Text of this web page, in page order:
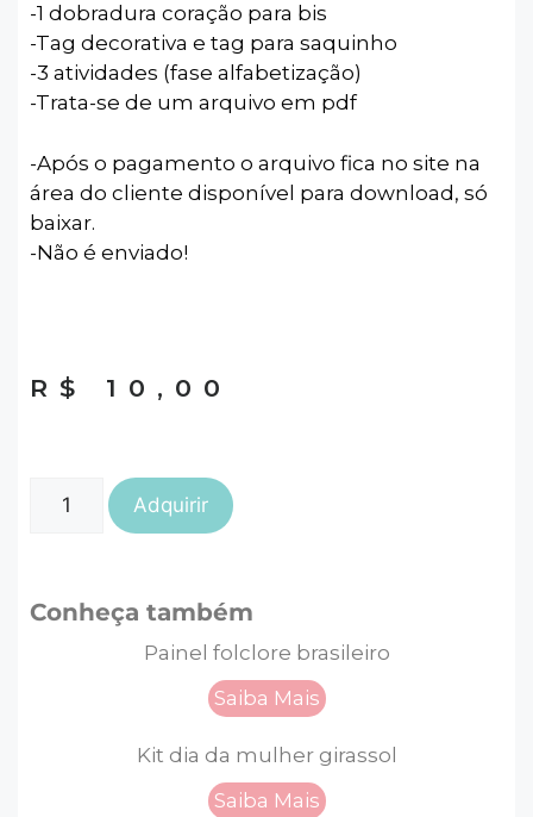
-1 dobradura coração para bis
-Tag decorativa e tag para saquinho
-3 atividades (fase alfabetização)
-Trata-se de um arquivo em pdf
-Após o pagamento o arquivo fica no site na
área do cliente disponível para download, só
baixar.
-Não é enviado!
R$ 10,00
Adquirir
Conheça também
Painel folclore brasileiro
Saiba Mais
Kit dia da mulher girassol
Saiba Mais